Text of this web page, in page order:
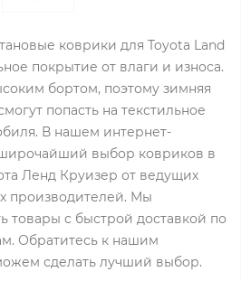
коврики для Toyota Land
покрытие от влаги и износа.
бортом, поэтому зимняя
попасть на текстильное
В нашем интернет-
выбор ковриков в
Ленд Круизер от ведущих
производителей. Мы
товары с быстрой доставкой по
Обратитесь к нашим
сделать лучший выбор.